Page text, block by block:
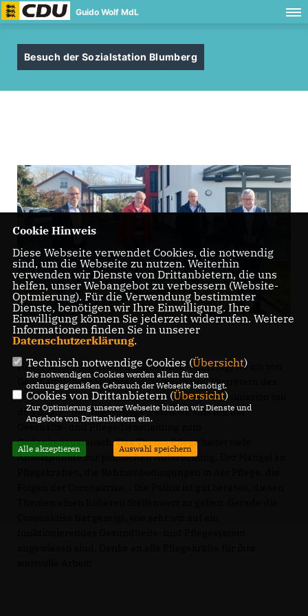
Guido Wolf MdL
Besuch der Sozialstation Blumberg
Heute zu Besuch in der Sozialstation Blumberg, wo ich von
Geschäftsführer Markus Leichenauer und Vertretern des
Vorstands begrüßt wurde. Nach einer regen Diskussion mit
den Gästen der Tagespflege trafen wir uns mit der
Geschäfts- und Pflegedienstleitung zum
Gedankenaustausch. Das Thema Pflege bietet viele
Ansatzpunkte zur politischen Aufarbeitung. Der Mangel an
Cookie Hinweis
Diese Webseite verwendet Cookies, die notwendig
sind, um die Webseite zu nutzen. Weiterhin
verwenden wir Dienste von Drittanbietern, die uns
helfen, unser Webangebot zu verbessern (Website-
Optmierung). Für die Verwendung bestimmter
Dienste, benötigen wir Ihre Einwilligung. Ihre
Einwilligung können Sie jederzeit widerrufen. Weitere
Informationen finden Sie in unserer
Datenschutzerklärung.
Technisch notwendige Cookies (Übersicht)
Die notwendigen Cookies werden allein für den
ordnungsgemäßen Gebrauch der Webseite benötigt.
Cookies von Drittanbietern (Übersicht)
Zur Optimierung unserer Webseite binden wir Dienste und
Angebote von Drittanbietern ein.
Alle akzeptieren Auswahl speichern